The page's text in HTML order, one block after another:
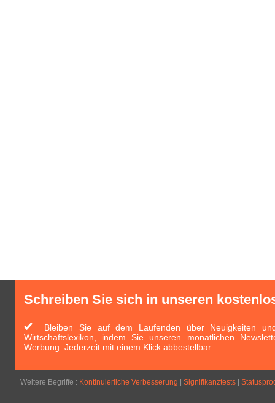
Schreiben Sie sich in unseren
Bleiben Sie auf dem Laufenden über Neuigkeiten
Wirtschaftslexikon, indem Sie unseren monatlichen
Werbung. Jederzeit mit einem Klick abbestellbar.
Weitere Begriffe : Kontinuierliche Verbesserung Signifikanztests